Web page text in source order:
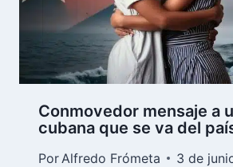
Conmovedor mensaje a
cubana que se va del
Por Alfredo Frómeta 3 de